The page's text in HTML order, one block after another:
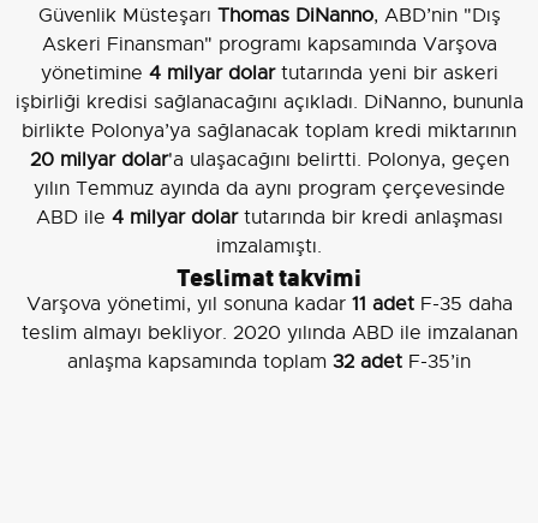
Güvenlik Müsteşarı Thomas DiNanno, ABD’nin "Dış
Askeri Finansman" programı kapsamında Varşova
yönetimine 4 milyar dolartutarında yeni bir askeri
işbirliği kredisi sağlanacağını açıkladı. DiNanno, bununla
birlikte Polonya’ya sağlanacak toplam kredi miktarının
20 milyar dolar'a ulaşacağını belirtti. Polonya, geçen
yılın Temmuz ayında da aynı program çerçevesinde
ABD ile 4 milyar dolartutarında bir kredi anlaşması
imzalamıştı.
Teslimat takvimi
Varşova yönetimi, yıl sonuna kadar 11 adetF-35 daha
teslim almayı bekliyor. 2020 yılında ABD ile imzalanan
anlaşma kapsamında toplam 32 adet F-35’in